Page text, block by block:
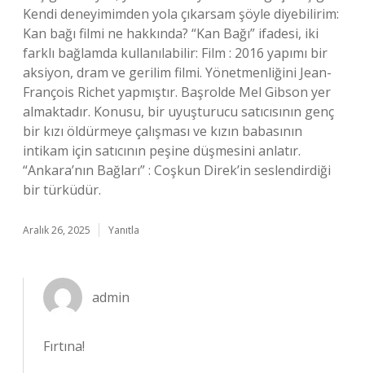
Kendi deneyimimden yola çıkarsam şöyle diyebilirim:
Kan bağı filmi ne hakkında? “Kan Bağı” ifadesi, iki
farklı bağlamda kullanılabilir: Film : 2016 yapımı bir
aksiyon, dram ve gerilim filmi. Yönetmenliğini Jean-
François Richet yapmıştır. Başrolde Mel Gibson yer
almaktadır. Konusu, bir uyuşturucu satıcısının genç
bir kızı öldürmeye çalışması ve kızın babasının
intikam için satıcının peşine düşmesini anlatır.
“Ankara’nın Bağları” : Coşkun Direk’in seslendirdiği
bir türküdür.
Aralık 26, 2025 Yanıtla
admin
Fırtına!